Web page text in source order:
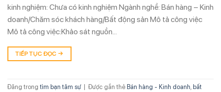
kinh nghiệm: Chưa có kinh nghiệm Ngành nghề: Bán hàng – Kinh
doanh/Chăm sóc khách hàng/Bất động sản Mô tả công việc
Mô tả công việc:Khảo sát nguồn…
TIẾP TỤC ĐỌC →
Đăng trong tìm bạn tâm sự Được gắn thẻ Bán hàng - Kinh doanh bất